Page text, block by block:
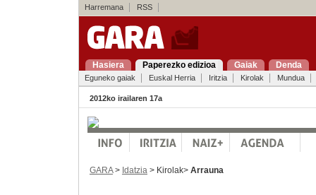
Harremana RSS
Hasiera Paperezko edizioa Gaiak Denda
Eguneko gaiak Euskal Herria Iritzia Kirolak Mundua
2012ko irailaren 17a
GARA> Idatzia > Kirolak> Arrauna